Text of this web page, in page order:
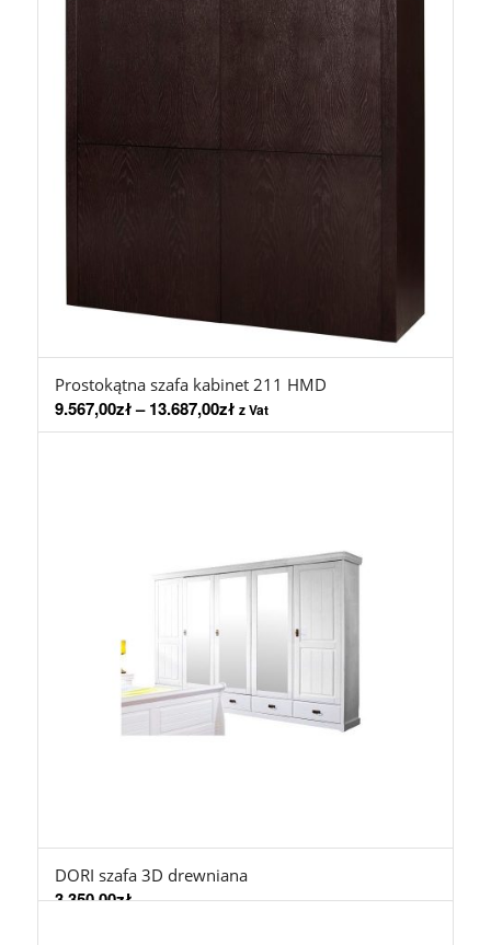
Prostokątna szafa kabinet 211 HMD
9.567,00zł–13.687,00zł z Vat
DORI szafa 3D drewniana
3.350,00zł